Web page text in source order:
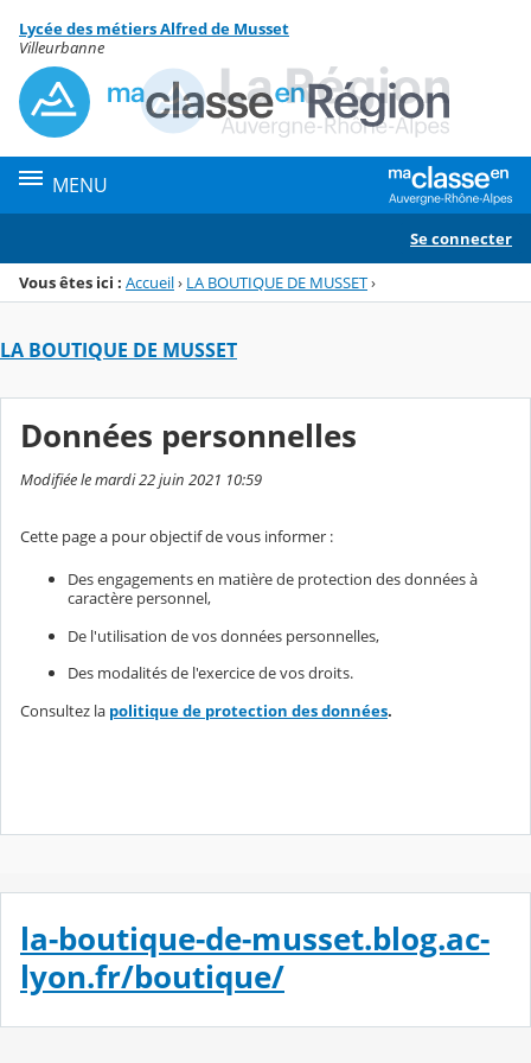
Menu de la rubrique
Contenu
Lycée des métiers Alfred de Musset
Villeurbanne
MENU
Se connecter
Vous êtes ici : Accueil› LA BOUTIQUE DE MUSSET›
LA BOUTIQUE DE MUSSET
Données personnelles
Modifiée le mardi 22 juin 2021 10:59
Cette page a pour objectif de vous informer :
Des engagements en matière de protection des données à
caractère personnel,
De l'utilisation de vos données personnelles,
Des modalités de l'exercice de vos droits.
Consultez la politique de protection des données.
la-boutique-de-musset.blog.ac-
lyon.fr/boutique/